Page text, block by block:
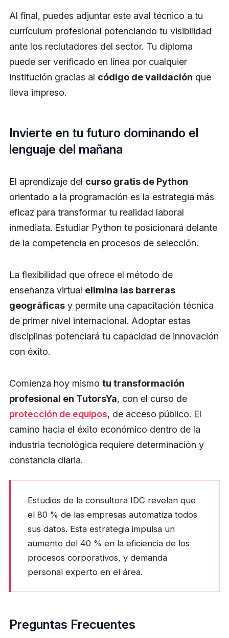
Al final, puedes adjuntar este aval técnico a tu
currículum profesional potenciando tu visibilidad
ante los reclutadores del sector. Tu diploma
puede ser verificado en línea por cualquier
institución gracias al código de validación que
lleva impreso.
Invierte en tu futuro dominando el
lenguaje del mañana
El aprendizaje del curso gratis de Python
orientado a la programación es la estrategia más
eficaz para transformar tu realidad laboral
inmediata. Estudiar Python te posicionará delante
de la competencia en procesos de selección.
La flexibilidad que ofrece el método de
enseñanza virtual elimina las barreras
geográficas y permite una capacitación técnica
de primer nivel internacional. Adoptar estas
disciplinas potenciará tu capacidad de innovación
con éxito.
Comienza hoy mismo tu transformación
profesional en TutorsYa, con el curso de
protección de equipos, de acceso público. El
camino hacia el éxito económico dentro de la
industria tecnológica requiere determinación y
constancia diaria.
Estudios de la consultora IDC revelan que
el 80 % de las empresas automatiza todos
sus datos. Esta estrategia impulsa un
aumento del 40 % en la eficiencia de los
procesos corporativos, y demanda
personal experto en el área.
Preguntas Frecuentes